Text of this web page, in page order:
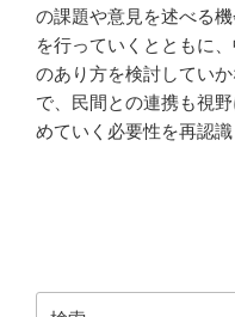
の課題や意見を述べる
を行っていくとともに
のあり方を検討してい
で、民間との連携も視
めていく必要性を再認識
検